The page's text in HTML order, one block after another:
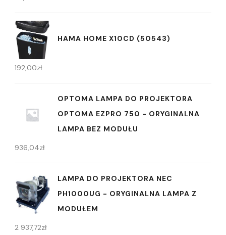
HAMA HOME X10CD (50543)
192,00zł
OPTOMA LAMPA DO PROJEKTORA
OPTOMA EZPRO 750 - ORYGINALNA
LAMPA BEZ MODUŁU
936,04zł
LAMPA DO PROJEKTORA NEC
PH1000UG - ORYGINALNA LAMPA Z
MODUŁEM
2 937,72zł